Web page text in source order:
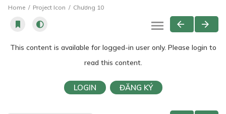
Home Project Icon Chương 10
This content is available for logged-in user only. Please login to
read this content.
LOGIN ĐĂNG KÝ